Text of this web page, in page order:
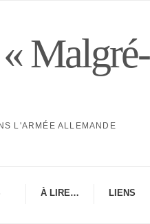
Malgré-
L'ARMÉE ALLEMANDE
À LIRE… LIENS